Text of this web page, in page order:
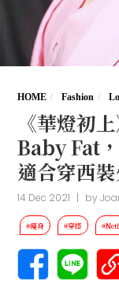
HOME Fashion
《華燈初
Baby Fat
適合穿西
14 Dec 2021 | by
#瘦身 #穿搭